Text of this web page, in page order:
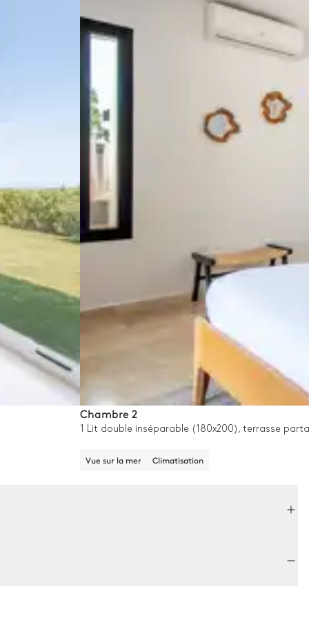
Chambre 2
1 Lit double inséparable (180x200), terrasse
Vue sur la mer Climatisation